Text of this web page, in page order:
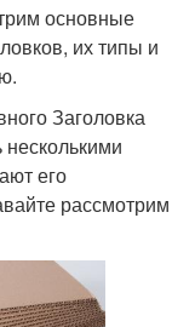
основные
их типы и
Заголовка
его
рассмотрим